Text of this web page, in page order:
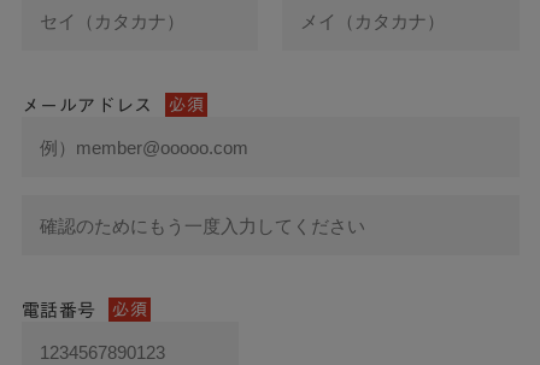
メールアドレス 必須
電話番号 必須